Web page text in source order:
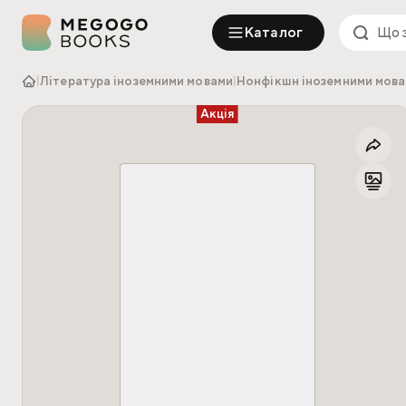
Каталог
|Література іноземними мовами Нонфікшн іноземними
Акція